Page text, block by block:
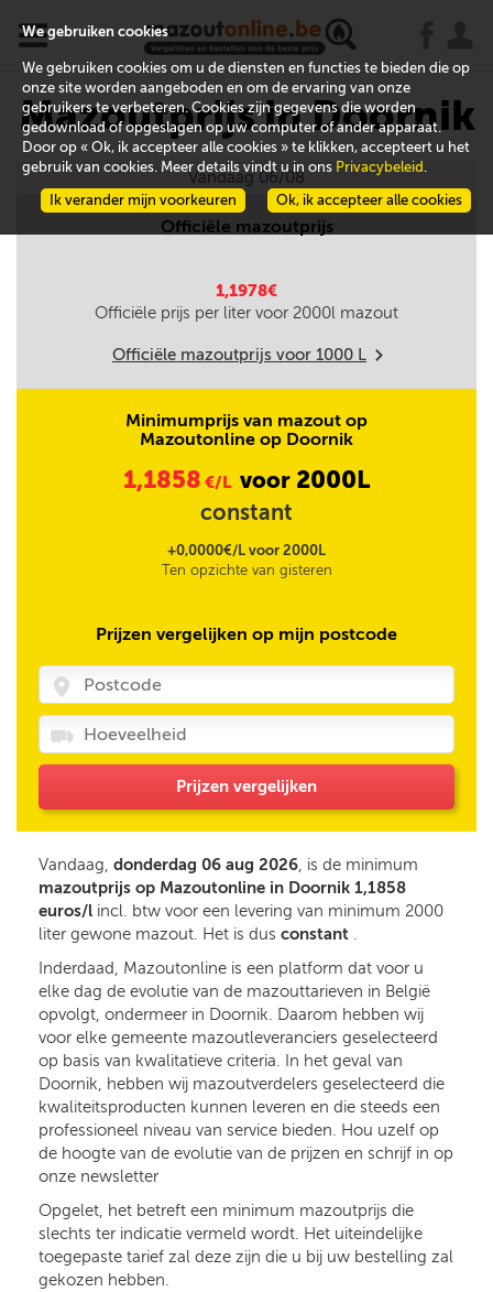
x
Mazoutprijs in Doornik
Vandaag 06/08
Officiële mazoutprijs
1,1978€
Officiële prijs per liter voor 2000l mazout
Officiële mazoutprijs voor 1000 L m
Minimumprijs van mazout op
Mazoutonline op Doornik
1,1858 €/L voor 2000L
constant
+0,0000€/L voor 2000L
Ten opzichte van gisteren
Prijzen vergelijken op mijn postcode
Prijzen vergelijken
Vandaag, donderdag 06 aug 2026, is de minimum
mazoutprijs op Mazoutonline in Doornik 1,1858
euros/l incl. btw voor een levering van minimum 2000
liter gewone mazout. Het is dus constant .
Inderdaad, Mazoutonline is een platform dat voor u
elke dag de evolutie van de mazouttarieven in België
opvolgt, ondermeer in Doornik. Daarom hebben wij
voor elke gemeente mazoutleveranciers geselecteerd
op basis van kwalitatieve criteria. In het geval van
Doornik, hebben wij mazoutverdelers geselecteerd die
kwaliteitsproducten kunnen leveren en die steeds een
professioneel niveau van service bieden. Hou uzelf op
de hoogte van de evolutie van de prijzen en schrijf in op
onze newsletter
Opgelet, het betreft een minimum mazoutprijs die
slechts ter indicatie vermeld wordt. Het uiteindelijke
toegepaste tarief zal deze zijn die u bij uw bestelling zal
gekozen hebben.
We gebruiken cookies
We gebruiken cookies om u de diensten en functies te bieden die op
onze site worden aangeboden en om de ervaring van onze
gebruikers te verbeteren. Cookies zijn gegevens die worden
gedownload of opgeslagen op uw computer of ander apparaat.
Door op « Ok, ik accepteer alle cookies » te klikken, accepteert u het
gebruik van cookies. Meer details vindt u in ons Privacybeleid .
Ok, ik accepteer alle cookies
Ik verander mijn voorkeuren